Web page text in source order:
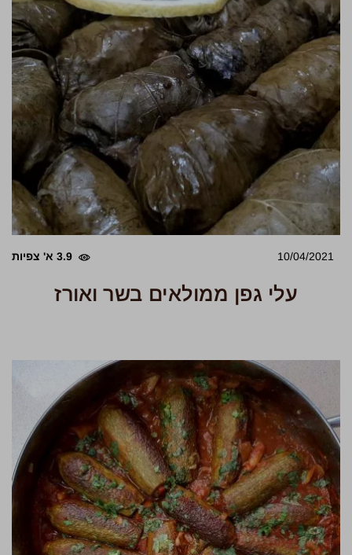
10/04/2021 3.9 א' צפיות
עלי גפן ממולאים בשר ואורז